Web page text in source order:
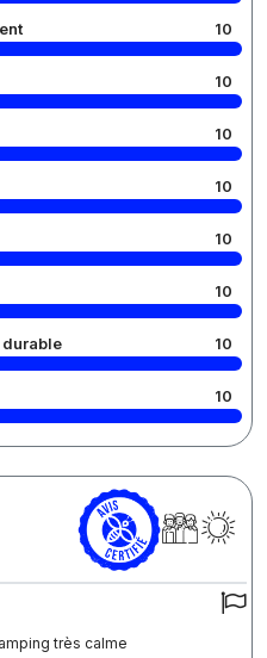
10
10
10
10
10
10
durable 10
10
très calme